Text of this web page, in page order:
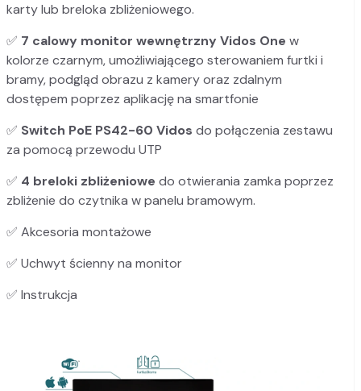
karty lub breloka zbliżeniowego.
✅ 7 calowy monitor wewnętrzny Vidos One w
kolorze czarnym, umożliwiającego sterowaniem furtki i
bramy, podgląd obrazu z kamery oraz zdalnym
dostępem poprzez aplikację na smartfonie
✅ Switch PoE PS42-60 Vidos do połączenia zestawu
za pomocą przewodu UTP
✅ 4 breloki zbliżeniowe do otwierania zamka poprzez
zbliżenie do czytnika w panelu bramowym.
✅ Akcesoria montażowe
✅ Uchwyt ścienny na monitor
✅ Instrukcja